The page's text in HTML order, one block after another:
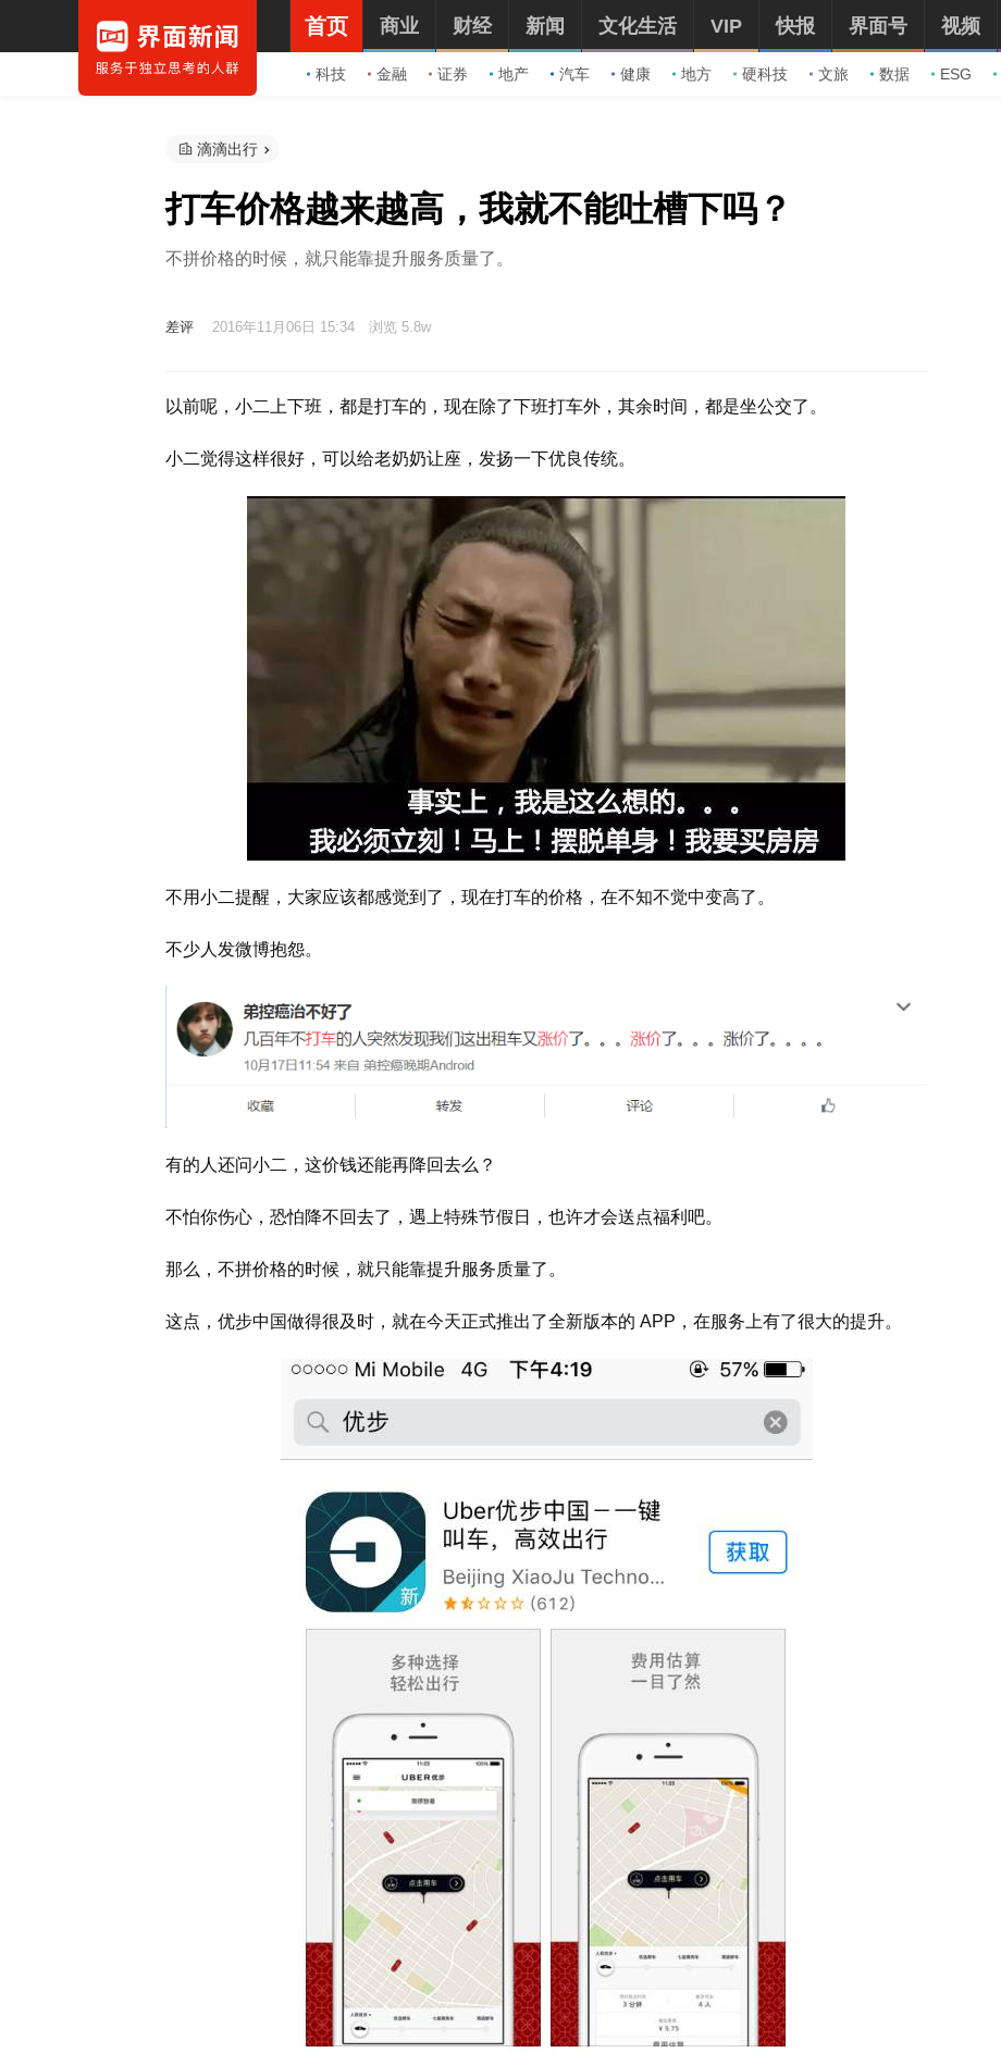
首页
科技 金融 证券 地产 汽车 健康 地方 硬科技 文旅 数据 ESG
商业 财经 新闻 文化生活 VIP 快报 界面号 视频
滴滴出行
打车价格越来越高，我就不能吐槽下吗？
不拼价格的时候，就只能靠提升服务质量了。
差评 2016年11月06日 15:34 浏览 5.8w
以前呢，小二上下班，都是打车的，现在除了下班打车外，其余时间，都是坐公交了。
小二觉得这样很好，可以给老奶奶让座，发扬一下优良传统。
不用小二提醒，大家应该都感觉到了，现在打车的价格，在不知不觉中变高了。
不少人发微博抱怨。
有的人还问小二，这价钱还能再降回去么？
不怕你伤心，恐怕降不回去了，遇上特殊节假日，也许才会送点福利吧。
那么，不拼价格的时候，就只能靠提升服务质量了。
这点，优步中国做得很及时，就在今天正式推出了全新版本的 APP，在服务上有了很大的提升。